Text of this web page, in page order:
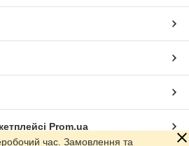
Prom.ua
час. Замовлення та